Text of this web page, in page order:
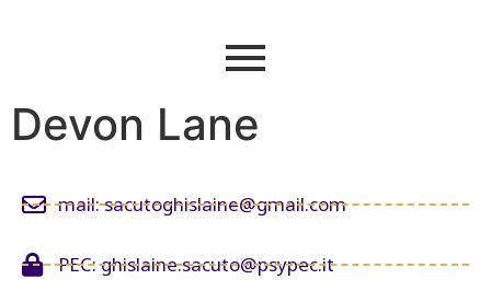
Devon Lane
mail: sacutoghislaine@gmail.com
PEC: ghislaine.sacuto@psypec.it